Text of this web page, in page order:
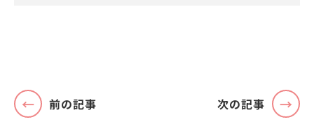
前の記事 次の記事